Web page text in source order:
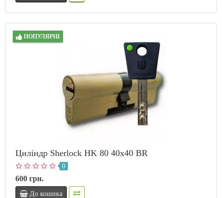
ПОПУЛЯРНІ
Циліндр Sherlock HK 80 40x40 BR
0
600 грн.
До кошика